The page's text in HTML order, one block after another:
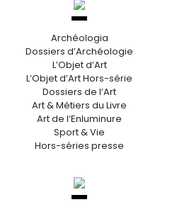
Archéologia
Dossiers d’Archéologie
L’Objet d’Art
L’Objet d’Art Hors-série
Dossiers de l’Art
Art & Métiers du Livre
Art de l’Enluminure
Sport & Vie
Hors-séries presse